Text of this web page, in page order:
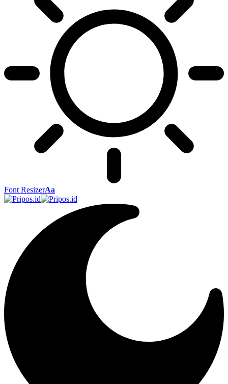
Font ResizerAa